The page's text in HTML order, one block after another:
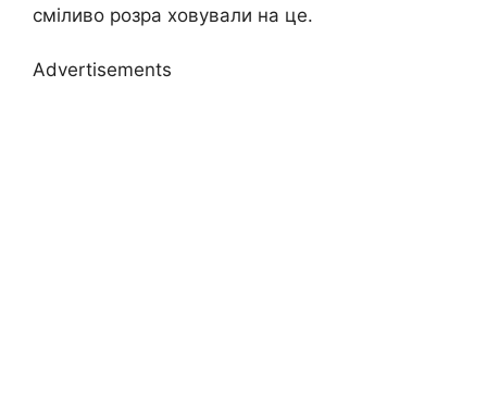
сміливо розра ховували на це.
Advertisements